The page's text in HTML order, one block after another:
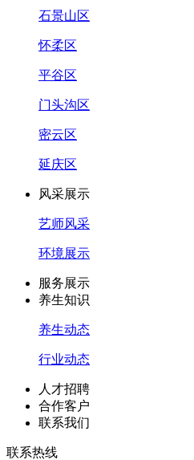
石景山区
怀柔区
平谷区
门头沟区
密云区
延庆区
风采展示
艺师风采
环境展示
服务展示
养生知识
养生动态
行业动态
人才招聘
合作客户
联系我们
联系热线